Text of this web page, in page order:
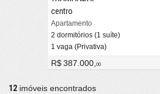
centro
Apartamento
2 dormitórios (1 suíte)
1 vaga (Privativa)
R$ 387.000,00
12 imóveis encontrados